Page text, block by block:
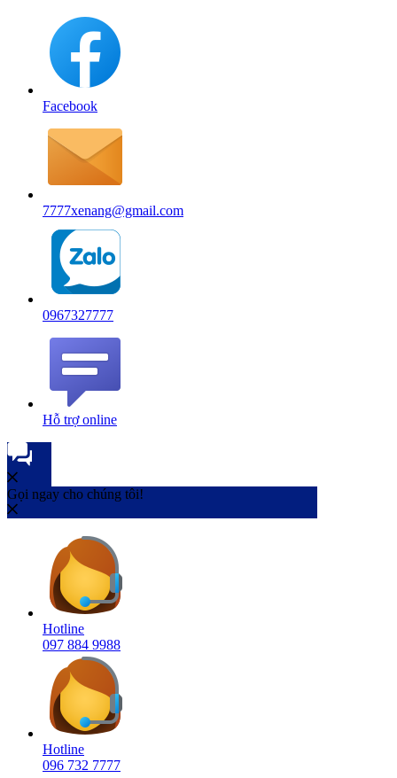
Facebook
7777xenang@gmail.com
0967327777
Hỗ trợ online
Gọi ngay cho chúng tôi!
Hotline
097 884 9988
Hotline
096 732 7777